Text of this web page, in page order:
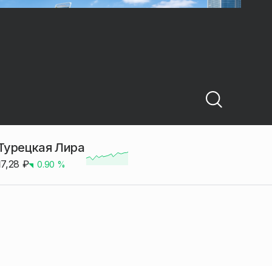
Лира
₽ 0.90 %